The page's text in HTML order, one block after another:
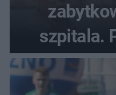
szpitala.